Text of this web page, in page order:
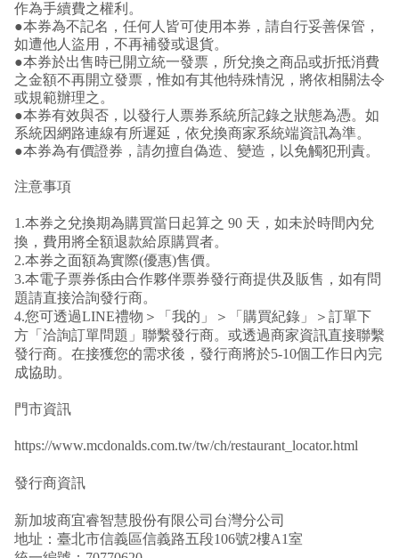
作為手續費之權利。
●本券為不記名，任何人皆可使用本券，請自行妥善保管，
如遭他人盜用，不再補發或退貨。
●本券於出售時已開立統一發票，所兌換之商品或折抵消費
之金額不再開立發票，惟如有其他特殊情況，將依相關法令
或規範辦理之。
●本券有效與否，以發行人票券系統所記錄之狀態為憑。如
系統因網路連線有所遲延，依兌換商家系統端資訊為準。
●本券為有價證券，請勿擅自偽造、變造，以免觸犯刑責。
注意事項
1.本券之兌換期為購買當日起算之 90 天，如未於時間內兌
換，費用將全額退款給原購買者。
2.本券之面額為實際(優惠)售價。
3.本電子票券係由合作夥伴票券發行商提供及販售，如有問
題請直接洽詢發行商。
4.您可透過LINE禮物＞「我的」＞「購買紀錄」＞訂單下
方「洽詢訂單問題」聯繫發行商。或透過商家資訊直接聯繫
發行商。在接獲您的需求後，發行商將於5-10個工作日內完
成協助。
門市資訊
https://www.mcdonalds.com.tw/tw/ch/restaurant_locator.html
發行商資訊
新加坡商宜睿智慧股份有限公司台灣分公司
地址：臺北市信義區信義路五段106號2樓A1室